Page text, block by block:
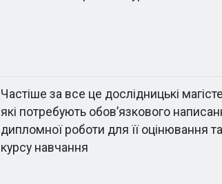
Частіше за все це дослідницькі
які потребують обов’язкового
дипломної роботи для її оцінювання
курсу навчання